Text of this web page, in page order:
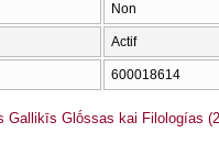
Non
Actif
600018614
Gallikīs Glṓssas kai Filologías